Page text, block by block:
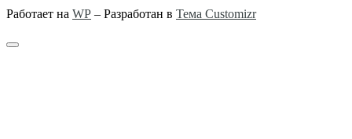
Работает на WP – Разработан в Тема Customizr